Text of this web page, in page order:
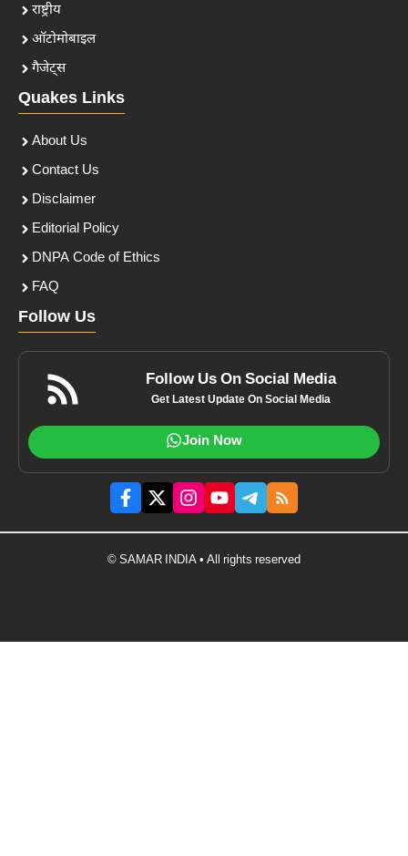
राष्ट्रीय
ऑटोमोबाइल
गैजेट्स
Quakes Links
About Us
Contact Us
Disclaimer
Editorial Policy
DNPA Code of Ethics
FAQ
Follow Us
Follow Us On Social Media
Get Latest Update On Social Media
Join Now
© SAMAR INDIA • All rights reserved